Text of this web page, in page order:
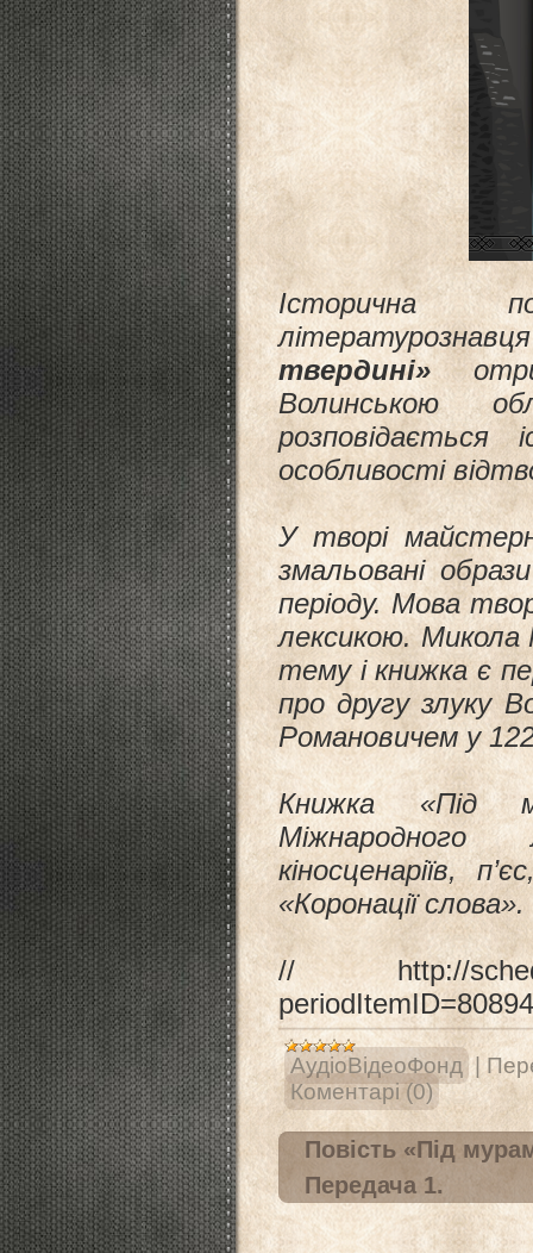
Історична
твердині»
Волинською
особливості
У творі
змальовані
періоду. Мова
лексикою.
тему і книжка є
про другу злуку
Романовичем у
Книжка «Під
Міжнародного
кіносценаріїв,
«Коронації слова».
// http://
АудіоВідеоФонд |
Коментарі (0)
Повість «Під
Передача 1.